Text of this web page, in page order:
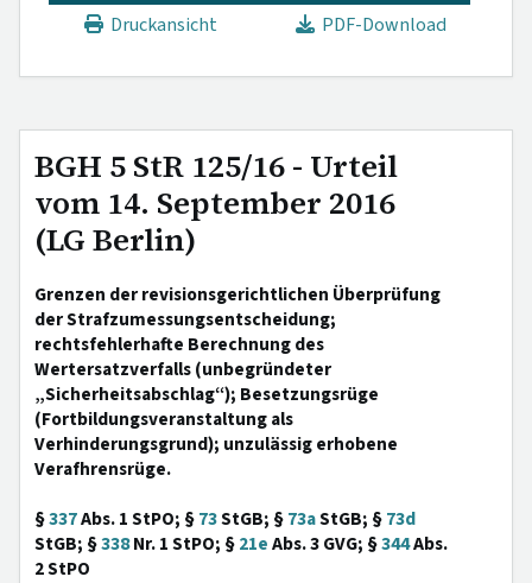
Druckansicht
PDF-Download
BGH 5 StR 125/16 - Urteil
vom 14. September 2016
(LG Berlin)
Grenzen der revisionsgerichtlichen Überprüfung
der Strafzumessungsentscheidung;
rechtsfehlerhafte Berechnung des
Wertersatzverfalls (unbegründeter
„Sicherheitsabschlag“); Besetzungsrüge
(Fortbildungsveranstaltung als
Verhinderungsgrund); unzulässig erhobene
Verafhrensrüge.
§337Abs. 1 StPO; §73StGB; §73aStGB; §73d
StGB; §338Nr. 1 StPO; §21eAbs. 3 GVG; §344Abs.
2 StPO